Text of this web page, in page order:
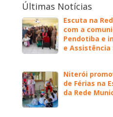
Últimas Notícias
Escuta na
com a
Pendotiba e
e Assistência
Niterói
de Férias na
da Rede